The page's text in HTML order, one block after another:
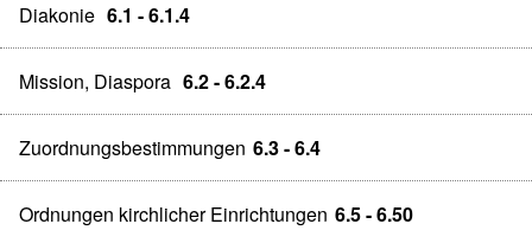
Diakonie 6.1 - 6.1.4
Mission, Diaspora 6.2 - 6.2.4
Zuordnungsbestimmungen 6.3 - 6.4
Ordnungen kirchlicher Einrichtungen 6.5 - 6.50